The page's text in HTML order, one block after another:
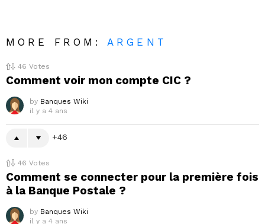
MORE FROM:ARGENT
46 Votes
Comment voir mon compte CIC ?
by Banques Wiki
il y a 4 ans
46
46 Votes
Comment se connecter pour la première fois
à la Banque Postale ?
by Banques Wiki
il y a 4 ans